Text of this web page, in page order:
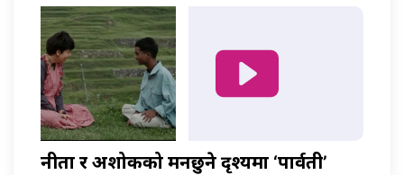
नीता र अशोकको मनछुने दृश्यमा ‘पार्वती’